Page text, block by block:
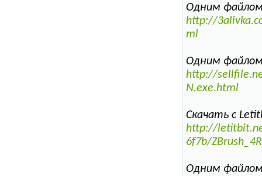
Одним файлом
http://
ml
Одним
http://
N.exe.html
Скачать с
http://
6f7b/
Одним